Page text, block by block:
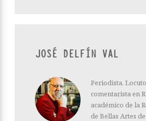
JOSÉ DELFÍN VAL
Periodista.
comentarista en
académico de la
de Bellas Artes